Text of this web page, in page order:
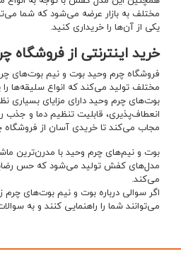
مختلف به بازار عرضه می‌شود که شما
یکی از آن‌ها را خریداری کنید.
خرید اینترنتی از فروشگاه
فروشگاه چرم وحید بوت و نیم بوت‌های
مختلف تولید می‌کند که انواع
بوت‌های چرم وحید دارای مزایای بسیاری
انعطاف‌پذیری، قابلیت تنظیم دما و
مجاب می‌کند تا خریدی آسان از فروشگاه
بوت و نیم‌های چرم وحید با مدرن‌ترین
مدل‌های کفش تولید می‌شود که حس
می‌کند.
اگر سوالی درباره بوت و نیم بوت‌های چرم
می‌توانند شما را راهنمایی کنند و به